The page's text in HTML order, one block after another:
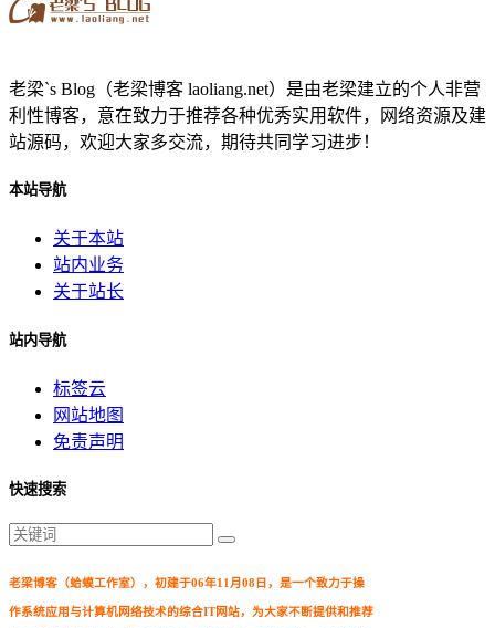
老梁`s Blog（老梁博客 laoliang.net）是由老梁建立的个人非营
利性博客，意在致力于推荐各种优秀实用软件，网络资源及建
站源码，欢迎大家多交流，期待共同学习进步！
本站导航
关于本站
站内业务
关于站长
站内导航
标签云
网站地图
免责声明
快速搜索
老梁博客（蛤蟆工作室），初建于06年11月08日，是一个致力于操
作系统应用与计算机网络技术的综合IT网站，为大家不断提供和推荐